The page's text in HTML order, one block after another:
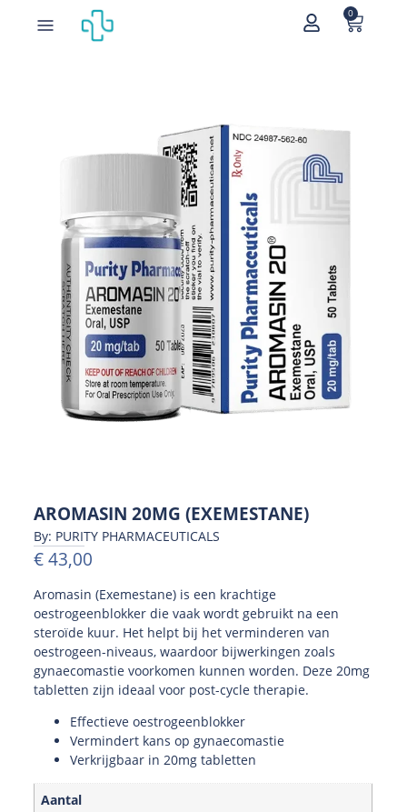
0
Orale steroiden
AROMASIN 20MG (EXEMESTANE)
By: PURITY PHARMACEUTICALS
€43,00
Aromasin (Exemestane) is een krachtige
oestrogeenblokker die vaak wordt gebruikt na een
steroïde kuur. Het helpt bij het verminderen van
oestrogeen-niveaus, waardoor bijwerkingen zoals
gynaecomastie voorkomen kunnen worden. Deze 20mg
tabletten zijn ideaal voor post-cycle therapie.
Effectieve oestrogeenblokker
Vermindert kans op gynaecomastie
Verkrijgbaar in 20mg tabletten
Aantal